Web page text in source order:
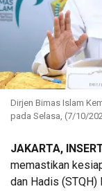
Dirjen Bimas Islam
pada Selasa, (7/10/
JAKARTA,
memastikan
dan Hadis